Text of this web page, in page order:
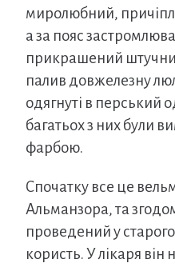
миролюбний,
а за пояс
прикрашений
палив довжелезну
одягнуті в перський
багатьох з них були
фарбою.
Спочатку все це
Альманзора, та
проведений у
користь. У лікаря